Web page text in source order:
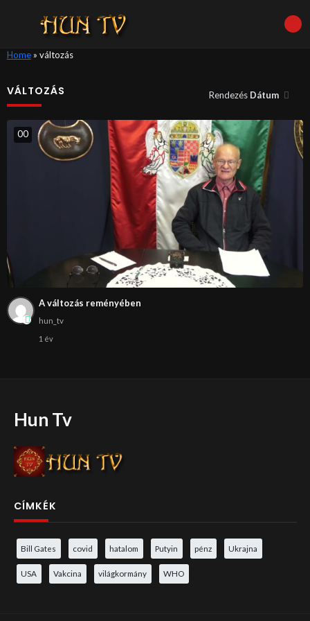
Home» változás
VÁLTOZÁS Rendezés Dátum
00
A változás reményében
hun_tv
1 év
Hun Tv
CÍMKÉK
Bill Gates covid hatalom Putyin pénz Ukrajna
USA Vakcina világkormány WHO